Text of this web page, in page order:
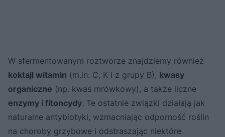
W sfermentowanym roztworze znajdziemy również
koktajl witamin (m.in. C, K i z grupy B), kwasy
organiczne (np. kwas mrówkowy), a także liczne
enzymy i fitoncydy. Te ostatnie związki działają jak
naturalne antybiotyki, wzmacniając odporność roślin
na choroby grzybowe i odstraszając niektóre